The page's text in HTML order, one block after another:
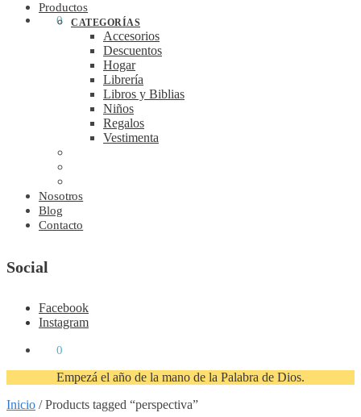
0
Productos
CATEGORÍAS
Accesorios
Descuentos
Hogar
Librería
Libros y Biblias
Niños
Regalos
Vestimenta
Nosotros
Blog
Contacto
Social
Facebook
Instagram
0
Empezá el año de la mano de la Palabra de Dios.
Inicio /Products tagged “perspectiva”